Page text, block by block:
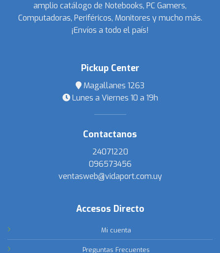
amplio catálogo de Notebooks, PC Gamers,
Computadoras, Periféricos, Monitores y mucho más.
¡Envíos a todo el país!
Pickup Center
Magallanes 1263
Lunes a Viernes 10 a 19h
Contactanos
24071220
096573456
ventasweb@vidaport.com.uy
Accesos Directo
Mi cuenta
Preguntas Frecuentes